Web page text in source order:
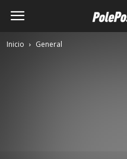
Inicio General